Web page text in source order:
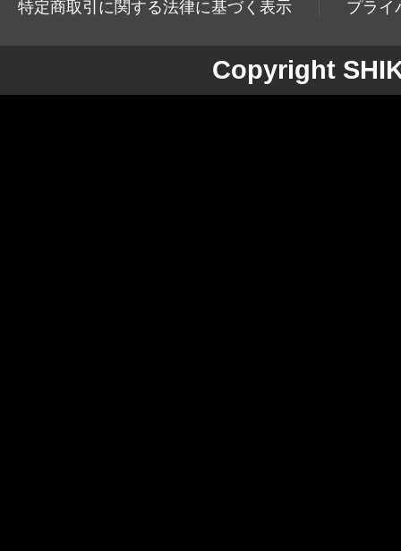
特定商取引に関する法律に基づく表示 プライ
Copyright